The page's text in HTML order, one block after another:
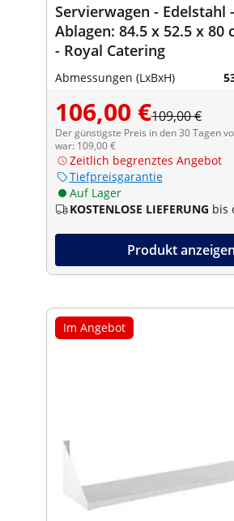
Servierwagen - Edelstahl
Ablagen: 84.5 x 52.5 x 80
- Royal Catering
Abmessungen (LxBxH)
106,00 €109,00 €
Der günstigste Preis in den 30 Tagen
war: 109,00 €
Zeitlich begrenztes Angebot
Tiefpreisgarantie
Auf Lager
KOSTENLOSE LIEFERUNG bis
Produkt anzeigen
Im Angebot